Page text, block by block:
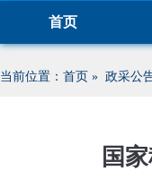
首页
当前位置： 首页 » 政采公
国